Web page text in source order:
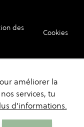
des
Cookies
améliorer la
services, tu
d'informations.